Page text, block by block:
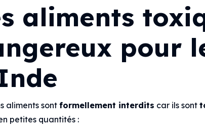
aliments
pour
aliments sontformellement interdits car ils sont
petites quantités :